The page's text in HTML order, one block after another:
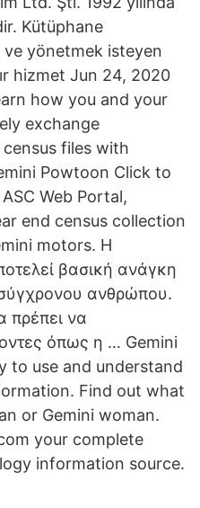
Kütüphane
ve yönetmek isteyen
hizmet Jun 24, 2020
how you and your
exchange
files with
Powtoon Click to
Web Portal,
end census collection
motors. Η
βασική ανάγκη
ανθρώπου.
πρέπει να
όπως η … Gemini
to use and understand
Find out what
or Gemini woman.
your complete
information source.